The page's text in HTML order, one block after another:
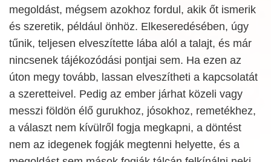
megoldást, mégsem azokhoz fordul, akik őt ismerik
és szeretik, például önhöz. Elkeseredésében, úgy
tűnik, teljesen elveszítette lába alól a talajt, és már
nincsenek tájékozódási pontjai sem. Ha ezen az
úton megy tovább, lassan elveszítheti a kapcsolatát
a szeretteivel. Pedig az ember járhat közeli vagy
messzi földön élő gurukhoz, jósokhoz, remetékhez,
a választ nem kívülről fogja megkapni, a döntést
nem az idegenek fogják megtenni helyette, és a